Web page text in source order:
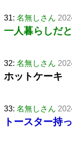
31: 名無しさん
一人暮らしだ
32: 名無しさん
ホットケーキ
33: 名無しさん
トースター持